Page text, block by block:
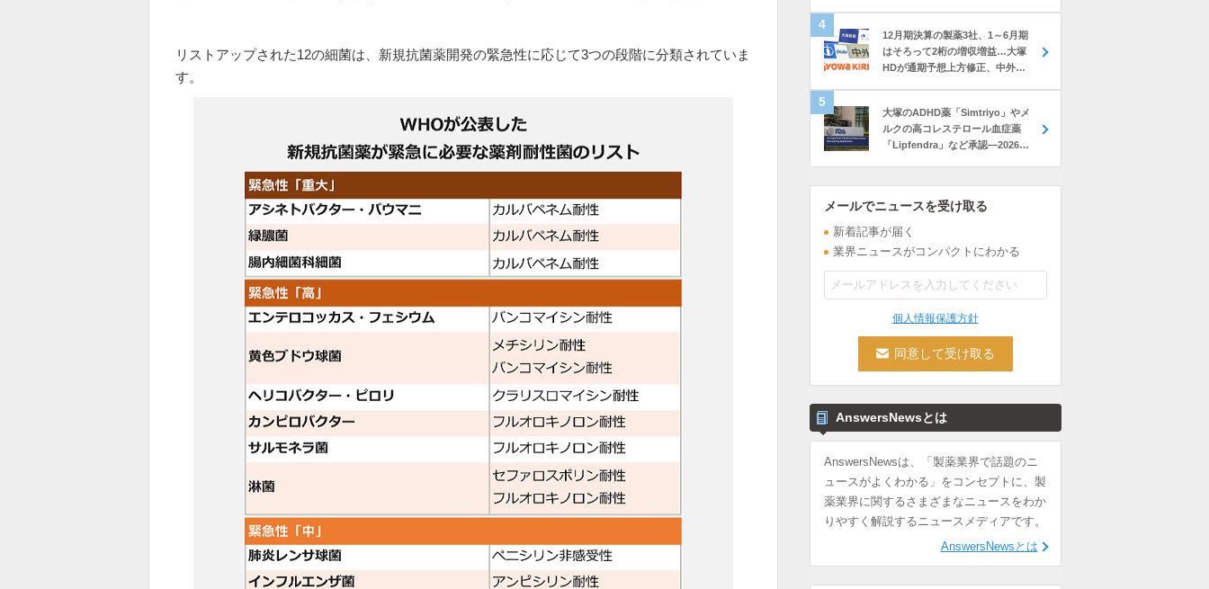
リストアップされた12の細菌は、新規抗菌薬開発の緊急性に応じて3つの段階に分類されていま
す。
12月期決算の製薬3社、1～6月期
はそろって2桁の増収増益…大塚
HDが通期予想上方修正、中外も
大塚のADHD薬「Simtriyo」やメ
ルクの高コレステロール血症薬
「Lipfendra」など承認―2026年
メールでニュースを受け取る
新着記事が届く
業界ニュースがコンパクトにわかる
個人情報保護方針
AnswersNewsとは
AnswersNewsは、「製薬業界で話題のニ
ュースがよくわかる」をコンセプトに、製
薬業界に関するさまざまなニュースをわか
りやすく解説するニュースメディアです。
AnswersNewsとは